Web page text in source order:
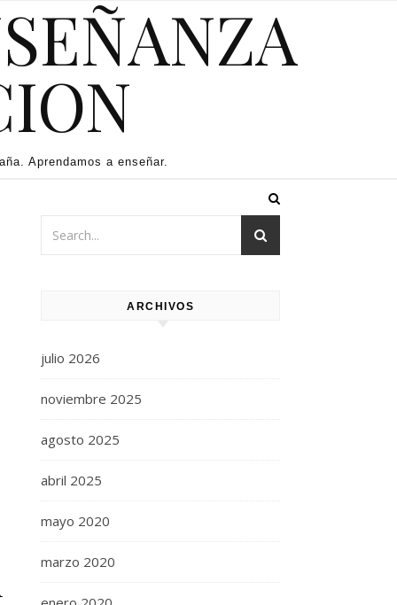
Aprendamos a enseñar.
ARCHIVOS
julio 2026
noviembre 2025
agosto 2025
abril 2025
mayo 2020
marzo 2020